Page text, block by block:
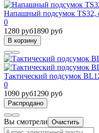
Напашный подсумок TS32,
0
1280 руб1890 руб
В корзину
Тактический подсумок
0
1090 руб1290 руб
Распродано
Вы смотрели Очистить